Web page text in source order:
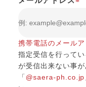
携帯電話のメールア
指定受信を行って
が受信出来ない事が
「 @saera-ph.co.jp